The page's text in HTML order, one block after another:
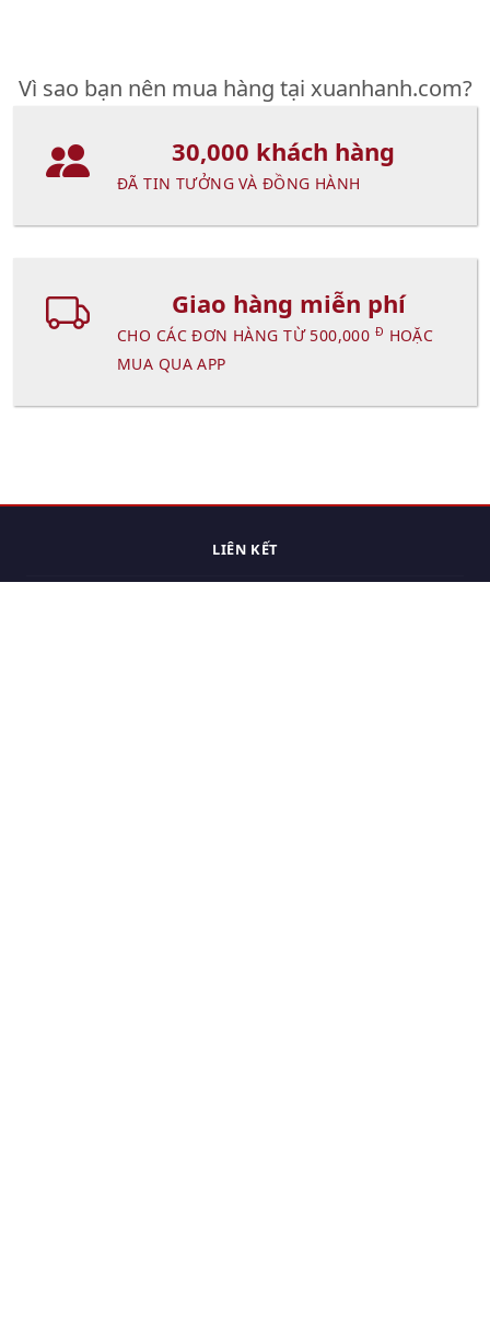
Vì sao bạn nên mua hàng tại xuanhanh.com?
30,000 khách hàng
ĐÃ TIN TƯỞNG VÀ ĐỒNG HÀNH
Giao hàng miễn phí
CHO CÁC ĐƠN HÀNG TỪ 500,000 Đ HOẶC
MUA QUA APP
LIÊN KẾT